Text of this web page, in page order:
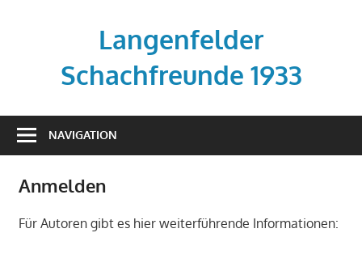
Langenfelder
Schachfreunde 1933
der
NAVIGATION
Anmelden
Für Autoren gibt es hier weiterführende Informationen: